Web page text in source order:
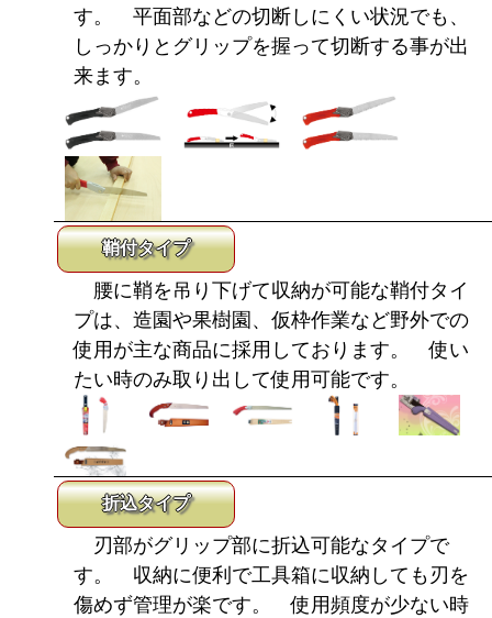
す。 平面部などの切断しにくい状況でも、
しっかりとグリップを握って切断する事が出
来ます。
鞘付タイプ
腰に鞘を吊り下げて収納が可能な鞘付タイ
プは、造園や果樹園、仮枠作業など野外での
使用が主な商品に採用しております。 使い
たい時のみ取り出して使用可能です。
折込タイプ
刃部がグリップ部に折込可能なタイプで
す。 収納に便利で工具箱に収納しても刃を
傷めず管理が楽です。 使用頻度が少ない時